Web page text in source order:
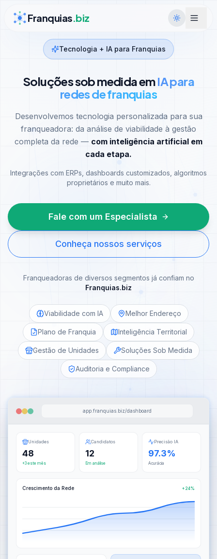
Franquias.biz
Tecnologia + IA para Franquias
Soluções sob medida emIA para
redes de franquias
Desenvolvemos tecnologia personalizada para sua
franqueadora: da análise de viabilidade à gestão
completa da rede — com inteligência artificial em
cada etapa.
Integrações com ERPs, dashboards customizados, algoritmos
proprietários e muito mais.
Fale com um Especialista
Conheça nossos serviços
Franqueadoras de diversos segmentos já confiam no
Franquias.biz
Viabilidade com IA Melhor Endereço
Plano de Franquia Inteligência Territorial
Gestão de Unidades Soluções Sob Medida
Auditoria e Compliance
app.franquias.biz/dashboard
Unidades
48
+3 este mês
Candidatos
12
Em análise
Precisão IA
97.3%
Acurácia
Crescimento da Rede +24%